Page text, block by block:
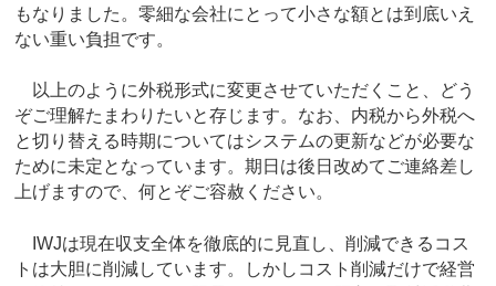
もなりました。零細な会社にとって小さな額とは到底いえ
ない重い負担です。
以上のように外税形式に変更させていただくこと、どう
ぞご理解たまわりたいと存じます。なお、内税から外税へ
と切り替える時期についてはシステムの更新などが必要な
ために未定となっています。期日は後日改めてご連絡差し
上げますので、何とぞご容赦ください。
IWJは現在収支全体を徹底的に見直し、削減できるコス
トは大胆に削減しています。しかしコスト削減だけで経営